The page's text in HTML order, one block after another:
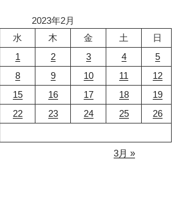
2023年2月
水 木 金 土
日
1
2 3 4
5
8 9 10 11
12
15 16 17 18
19
22 23 24 25
26
3月 »